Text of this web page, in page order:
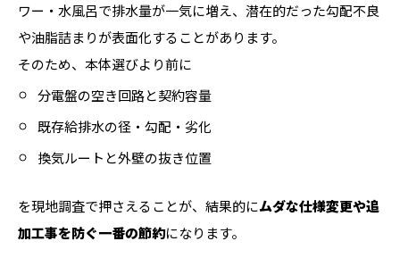
ワー・水風呂で排水量が一気に増え、潜在的だった勾配不良
や油脂詰まりが表面化することがあります。
そのため、本体選びより前に
分電盤の空き回路と契約容量
既存給排水の径・勾配・劣化
換気ルートと外壁の抜き位置
を現地調査で押さえることが、結果的にムダな仕様変更や追
加工事を防ぐ一番の節約になります。